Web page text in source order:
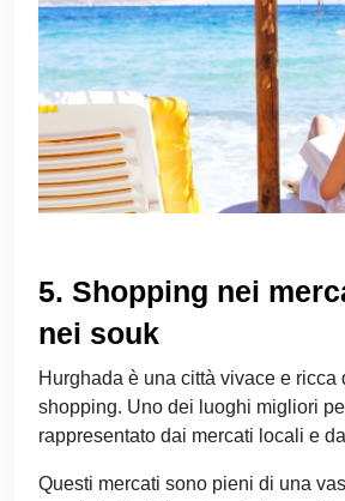
5. Shopping nei
nei souk
Hurghada è una città vivace e ricca
shopping. Uno dei luoghi migliori
rappresentato dai mercati locali e
Questi mercati sono pieni di una